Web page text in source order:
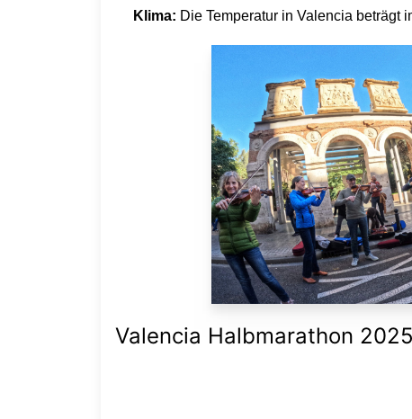
Klima: Die Temperatur in Valencia beträgt
Valencia Halbmarathon